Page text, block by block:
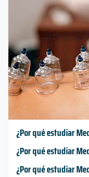
¿Por qué estudiar
¿Por qué estudiar
¿Por qué estudiar